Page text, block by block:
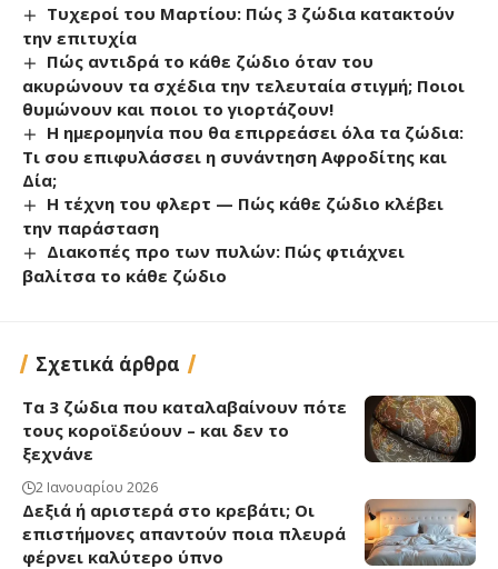
Τυχεροί του Μαρτίου: Πώς 3 ζώδια κατακτούν
την επιτυχία
Πώς αντιδρά το κάθε ζώδιο όταν του
ακυρώνουν τα σχέδια την τελευταία στιγμή; Ποιοι
θυμώνουν και ποιοι το γιορτάζουν!
Η ημερομηνία που θα επιρρεάσει όλα τα ζώδια:
Τι σου επιφυλάσσει η συνάντηση Αφροδίτης και
Δία;
Η τέχνη του φλερτ — Πώς κάθε ζώδιο κλέβει
την παράσταση
Διακοπές προ των πυλών: Πώς φτιάχνει
βαλίτσα το κάθε ζώδιο
Σχετικά άρθρα
Τα 3 ζώδια που καταλαβαίνουν πότε
τους κοροϊδεύουν – και δεν το
ξεχνάνε
2 Ιανουαρίου 2026
Δεξιά ή αριστερά στο κρεβάτι; Οι
επιστήμονες απαντούν ποια πλευρά
φέρνει καλύτερο ύπνο